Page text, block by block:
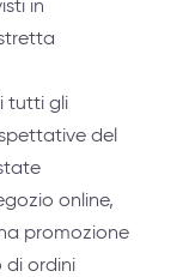
in
tutti gli
del
online,
promozione
di ordini